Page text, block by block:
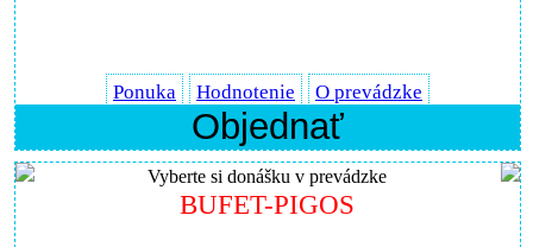
Ponuka Hodnotenie O prevádzke
Objednať
Vyberte si donášku v prevádzke
BUFET-PIGOS